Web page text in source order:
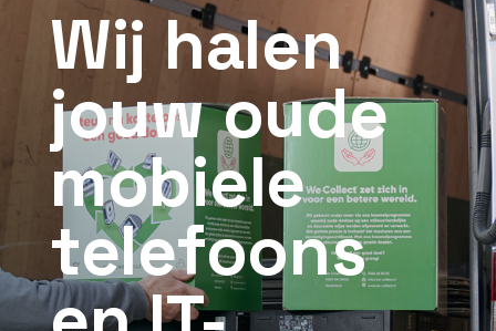
Wij halen
jouw oude
mobiele
telefoons